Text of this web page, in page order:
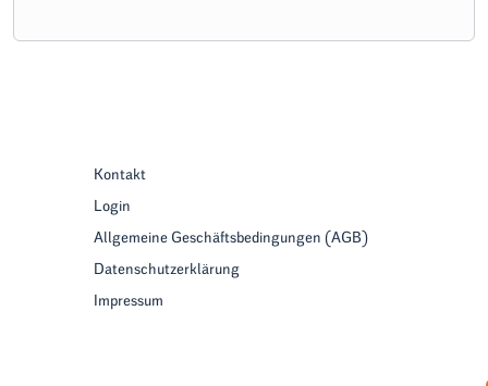
Kontakt
Login
Allgemeine Geschäftsbedingungen (AGB)
Datenschutzerklärung
Impressum